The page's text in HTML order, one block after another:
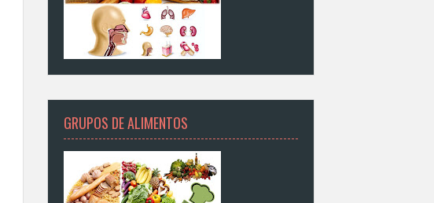
GRUPOS DE ALIMENTOS